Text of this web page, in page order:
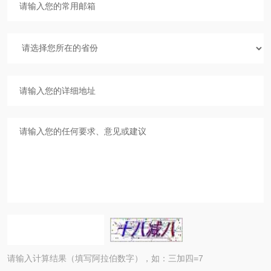
请输入计算结果（填写阿拉伯数字），如：三加四=7